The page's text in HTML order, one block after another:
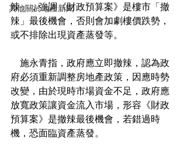
其他關於地產新聞
辣」，強調《財政預算案》是樓市「撤
辣」最後機會，否則會加劇樓價跌勢，
或不排除出現資產蒸發等。
施永青指，政府應立即撤辣，認為政
府必須重新調整房地產政策，因應時勢
改變，由於現時市場資金不足，政府應
放寬政策讓資金流入市場，形容《財政
預算案》是撤辣最後機會，若錯過時
機，恐面臨資產蒸發。